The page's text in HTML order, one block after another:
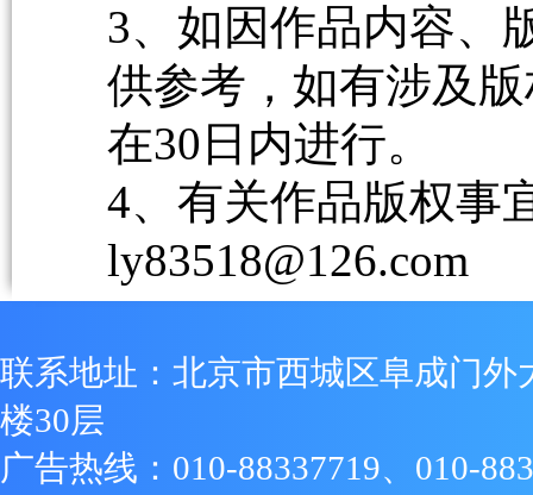
3、如因作品内容、
供参考，如有涉及
在30日内进行。
4、有关作品版权事
ly83518@126.com
联系地址：北京市西城区阜成门外
楼30层
广告热线：010-88337719、010-